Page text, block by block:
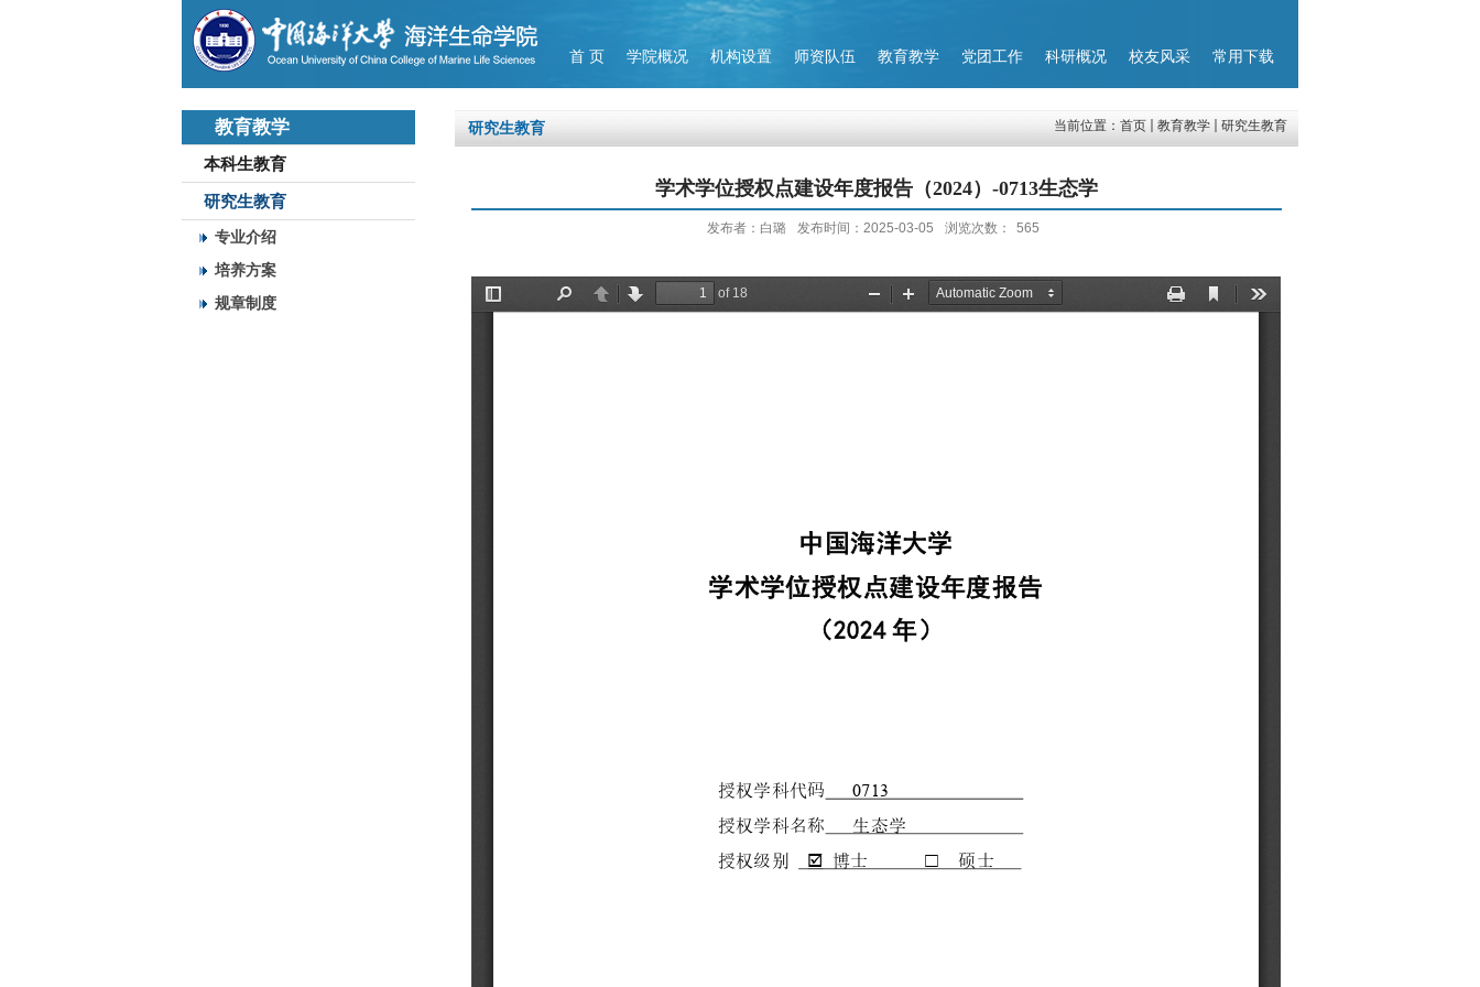
首 页 学院概况 机构设置 师资队伍 教育教学 党团工作 科研概况 校友风采 常用下载
教育教学
本科生教育
研究生教育
专业介绍
培养方案
规章制度
研究生教育 当前位置： 首页 教育教学 研究生教育
学术学位授权点建设年度报告（2024）-0713生态学
发布者：白璐 发布时间：2025-03-05 浏览次数： 565